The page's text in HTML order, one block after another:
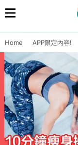
Home APP限定內容!